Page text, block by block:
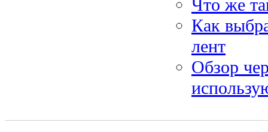
Что же
Как
лент
Обзор